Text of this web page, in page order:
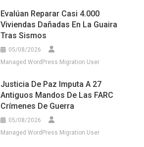
Evalúan Reparar Casi 4.000
Viviendas Dañadas En La Guaira
Tras Sismos
05/08/2026
Managed WordPress Migration User
Justicia De Paz Imputa A 27
Antiguos Mandos De Las FARC
Crímenes De Guerra
05/08/2026
Managed WordPress Migration User